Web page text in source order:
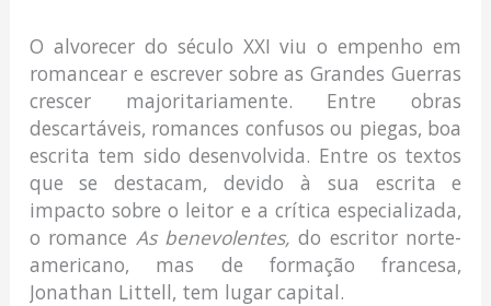
O alvorecer do século XXI viu o empenho em
romancear e escrever sobre as Grandes Guerras
crescer majoritariamente. Entre obras
descartáveis, romances confusos ou piegas, boa
escrita tem sido desenvolvida. Entre os textos
que se destacam, devido à sua escrita e
impacto sobre o leitor e a crítica especializada,
o romance As benevolentes, do escritor norte-
americano, mas de formação francesa,
Jonathan Littell, tem lugar capital.